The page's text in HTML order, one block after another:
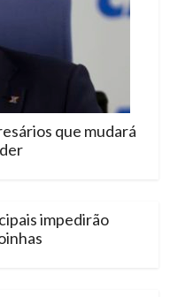
que mudará
impedirão